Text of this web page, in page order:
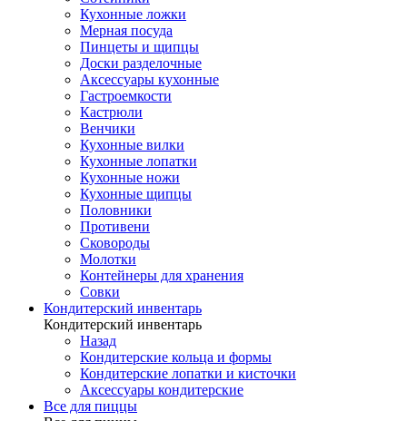
Кухонные ложки
Мерная посуда
Пинцеты и щипцы
Доски разделочные
Аксессуары кухонные
Гастроемкости
Кастрюли
Венчики
Кухонные вилки
Кухонные лопатки
Кухонные ножи
Кухонные щипцы
Половники
Противени
Сковороды
Молотки
Контейнеры для хранения
Совки
Кондитерский инвентарь
Кондитерский инвентарь
Назад
Кондитерские кольца и формы
Кондитерские лопатки и кисточки
Аксессуары кондитерские
Все для пиццы